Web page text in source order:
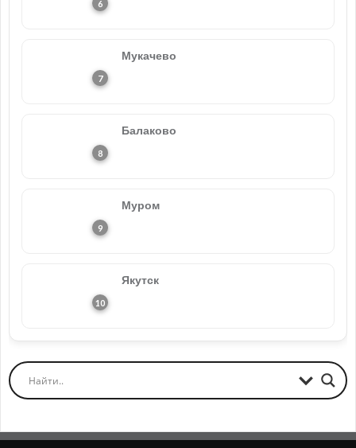
Мукачево
Балаково
Муром
Якутск